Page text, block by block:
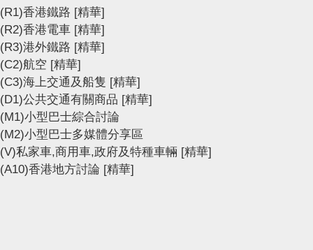
(R1)香港鐵路 [精華]
(R2)香港電車 [精華]
(R3)港外鐵路 [精華]
(C2)航空 [精華]
(C3)海上交通及船隻 [精華]
(D1)公共交通有關商品 [精華]
(M1)小型巴士綜合討論
(M2)小型巴士多媒體分享區
(V)私家車,商用車,政府及特種車輛 [精華]
(A10)香港地方討論 [精華]